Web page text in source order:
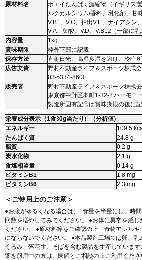
原材料名
ホエイたんぱく濃縮物（イギリス
ルクカルシウム/香料、乳化剤、甘
V.B1、V.C、抽出V.E、ナイアシン
V.A、葉酸、V.D、V.B12（一部に乳
内容量
1kg
賞味期限
枠外下部に記載
保存方法
直射日光、高温多湿を避け、冷暗
広告文責
野村不動産ライフ＆スポーツ株式
03-5334-8600
販売者
野村不動産ライフ＆スポーツ株式
東京都中野区本町1-32-2 ハーモニ
製造所固有記号は賞味期限の後に
栄養成分表示（1食30g当たり）（分析値）
エネルギー
109.5
たんぱく質
24.8 g
脂質
0.2 g
炭水化物
2.1 g
食塩相当量
0.14 g
ビタミンB1
1.8 mg
ビタミンB6
2.3 mg
＜ご使用上のご注意＞
●お腹がゆるくなる場合は、1食量を半量にし、時
回数を増やしてみてください。 ●お体に異常を感
ください。 ●原材料等をご確認の上、食物アレルギ
にならないでください。 ●本品製造工場では卵、乳
くるみ、落花生、そばを含む製品を生産していま
薬を服用中の方は、医師とご相談の上ご利用くだ